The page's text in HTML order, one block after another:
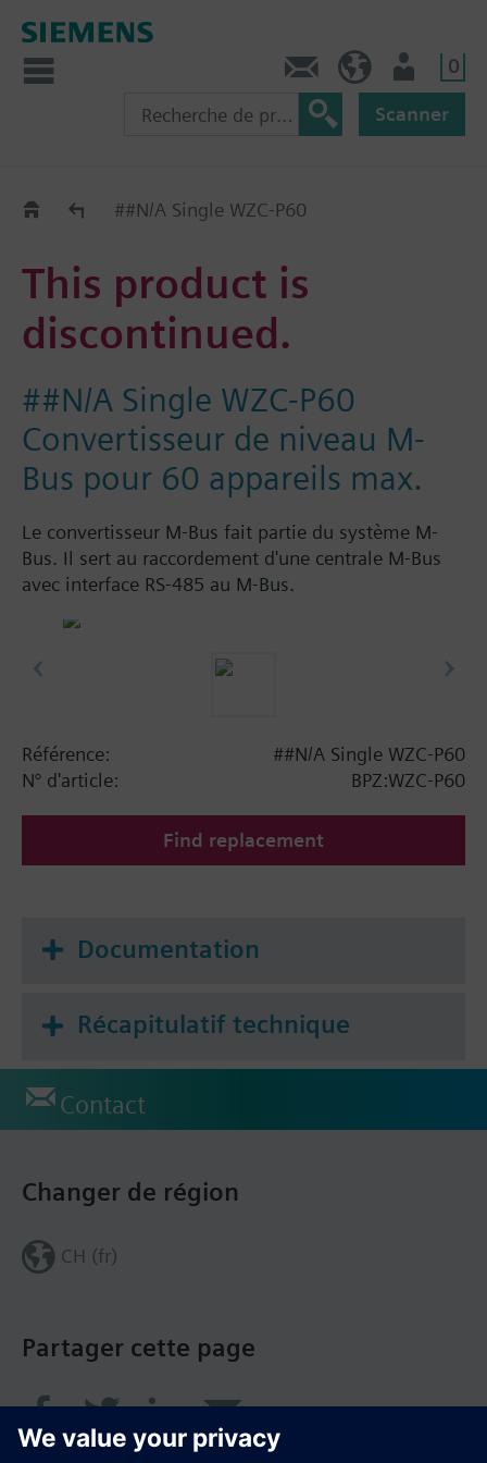
0
Scanner
Old2New##N/A Single WZC-P60
This product is
discontinued.
##N/A Single WZC-P60
Convertisseur de niveau M-
Bus pour 60 appareils max.
Le convertisseur M-Bus fait partie du système M-
Bus. Il sert au raccordement d'une centrale M-Bus
avec interface RS-485 au M-Bus.
Référence:
##N/A Single WZC-P60
N° d'article:
BPZ:WZC-P60
Find replacement
Documentation
Récapitulatif technique
Contact
Partager cette page
Changer de région
CH (fr)